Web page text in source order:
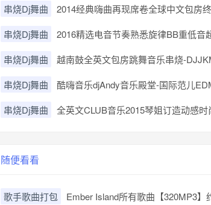
串烧Dj舞曲 2014经典嗨曲再现席卷全球中文包房
串烧Dj舞曲 2016精选电音节奏熟悉旋律BB重低音
串烧Dj舞曲 越南鼓全英文包房跳舞音乐串烧-
串烧Dj舞曲 酷嗨音乐djAndy音乐殿堂-国际范儿
串烧Dj舞曲 全英文CLUB音乐2015琴姐订造动感
随便看看
歌手歌曲打包 Ember Island所有歌曲【320MP3】